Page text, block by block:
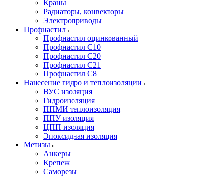
Краны
Радиаторы, конвекторы
Электроприводы
Профнастил
Профнастил оцинкованный
Профнастил С10
Профнастил С20
Профнастил С21
Профнастил С8
Нанесение гидро и теплоизоляции
ВУС изоляция
Гидроизоляция
ППМИ теплоизоляция
ППУ изоляция
ЦПП изоляция
Эпоксидная изоляция
Метизы
Анкеры
Крепеж
Саморезы